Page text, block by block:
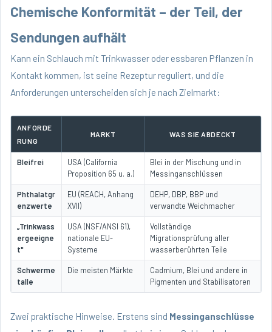
Chemische Konformität – der Teil, der
Sendungen aufhält
Kann ein Schlauch mit Trinkwasser oder essbaren Pflanzen in
Kontakt kommen, ist seine Rezeptur reguliert, und die
Anforderungen unterscheiden sich je nach Zielmarkt:
ANFORDE
RUNG
MARKT WAS SIE ABDECKT
Bleifrei
USA (California
Proposition 65 u. a.)
Blei in der Mischung und in
Messinganschlüssen
Phthalatgr
enzwerte
EU (REACH, Anhang
XVII)
DEHP, DBP, BBP und
verwandte Weichmacher
„Trinkwass
ergeeigne
t"
USA (NSF/ANSI 61),
nationale EU-
Systeme
Vollständige
Migrationsprüfung aller
wasserberührten Teile
Schwerme
talle
Die meisten Märkte
Cadmium, Blei und andere in
Pigmenten und Stabilisatoren
Zwei praktische Hinweise. Erstens sind Messinganschlüsse